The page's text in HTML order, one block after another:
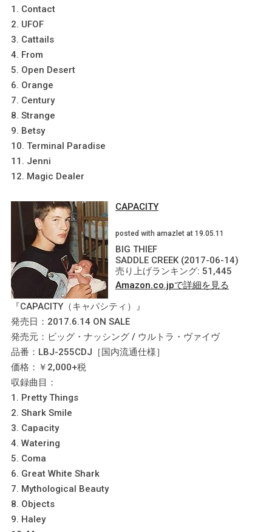
1. Contact
2. UFOF
3. Cattails
4. From
5. Open Desert
6. Orange
7. Century
8. Strange
9. Betsy
10. Terminal Paradise
11. Jenni
12. Magic Dealer
CAPACITY
posted with amazlet at 19.05.11
BIG THIEF
SADDLE CREEK (2017-06-14)
売り上げランキング: 51,445
Amazon.co.jpで詳細を見る
『CAPACITY（キャパシティ）』
発売日：2017.6.14 ON SALE
発売元：ビッグ・ナッシング / ウルトラ・ヴァイヴ
品番：LBJ-255CDJ［国内流通仕様］
価格：￥2,000+税
収録曲目：
1. Pretty Things
2. Shark Smile
3. Capacity
4. Watering
5. Coma
6. Great White Shark
7. Mythological Beauty
8. Objects
9. Haley